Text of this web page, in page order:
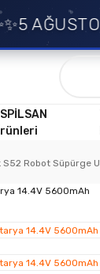
AĞUSTOS
S52 Robot Süpürge